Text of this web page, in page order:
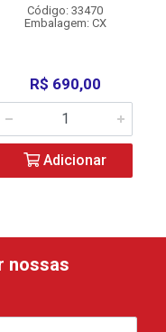
Código: 33470
Embalagem: CX
R$ 690,00
Adicionar
nossas